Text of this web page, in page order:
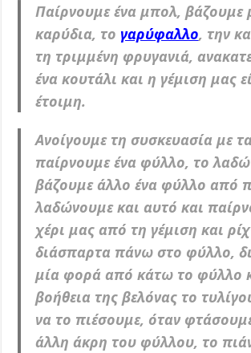
Παίρνουμε ένα μπολ, βάζουμε
καρύδια, το γαρύφαλλο, την
τη τριμμένη φρυγανιά,
ένα κουτάλι και η γέμιση μας
έτοιμη.
Ανοίγουμε τη συσκευασία με
παίρνουμε ένα φύλλο, το
βάζουμε άλλο ένα φύλλο από
λαδώνουμε και αυτό και
χέρι μας από τη γέμιση και
διάσπαρτα πάνω στο φύλλο,
μία φορά από κάτω το φύλλο
βοήθεια της βελόνας το
να το πιέσουμε, όταν
άλλη άκρη του φύλλου, το